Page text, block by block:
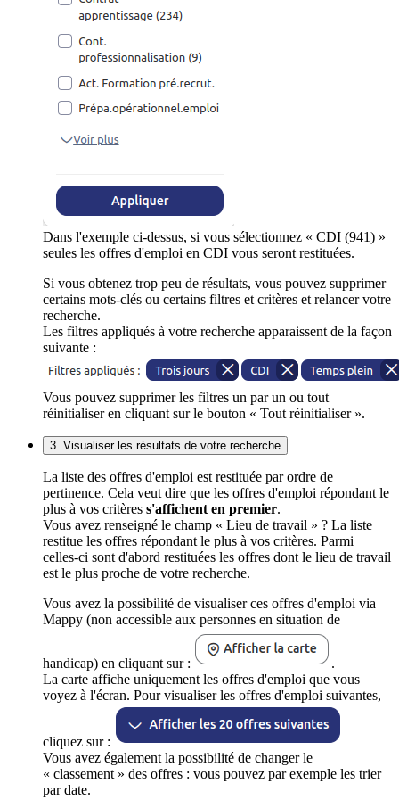
Dans l'exemple ci-dessus, si vous sélectionnez « CDI (941) »
seules les offres d'emploi en CDI vous seront restituées.
Si vous obtenez trop peu de résultats, vous pouvez supprimer
certains mots-clés ou certains filtres et critères et relancer votre
recherche.
Les filtres appliqués à votre recherche apparaissent de la façon
suivante :
Vous pouvez supprimer les filtres un par un ou tout
réinitialiser en cliquant sur le bouton « Tout réinitialiser ».
3. Visualiser les résultats de votre recherche
La liste des offres d'emploi est restituée par ordre de
pertinence. Cela veut dire que les offres d'emploi répondant le
plus à vos critères s'affichent en premier.
Vous avez renseigné le champ « Lieu de travail » ? La liste
restitue les offres répondant le plus à vos critères. Parmi
celles-ci sont d'abord restituées les offres dont le lieu de travail
est le plus proche de votre recherche.
Vous avez la possibilité de visualiser ces offres d'emploi via
Mappy (non accessible aux personnes en situation de
handicap) en cliquant sur :
.
La carte affiche uniquement les offres d'emploi que vous
voyez à l'écran. Pour visualiser les offres d'emploi suivantes,
cliquez sur :
Vous avez également la possibilité de changer le
« classement » des offres : vous pouvez par exemple les trier
par date.